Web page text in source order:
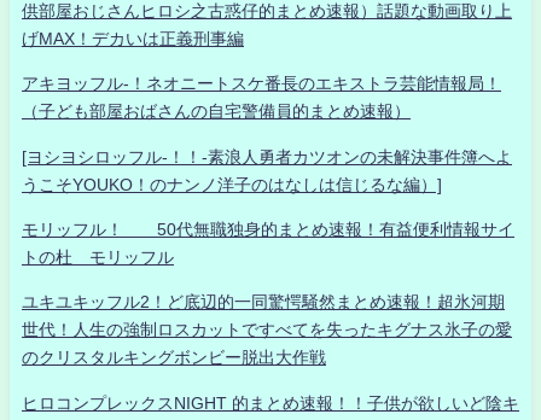
供部屋おじさんヒロシ之古惑仔的まとめ速報）話題な動画取り上
げMAX！デカいは正義刑事編
アキヨッフル-！ネオニートスケ番長のエキストラ芸能情報局！
（子ども部屋おばさんの自宅警備員的まとめ速報）
[ヨシヨシロッフル-！！-素浪人勇者カツオンの未解決事件簿へよ
うこそYOUKO！のナンノ洋子のはなしは信じるな編）]
モリッフル！ 50代無職独身的まとめ速報！有益便利情報サイ
トの杜 モリッフル
ユキユキッフル2！ど底辺的一同驚愕騒然まとめ速報！超氷河期
世代！人生の強制ロスカットですべてを失ったキグナス氷子の愛
のクリスタルキングボンビー脱出大作戦
ヒロコンプレックスNIGHT 的まとめ速報！！子供が欲しいど陰キ